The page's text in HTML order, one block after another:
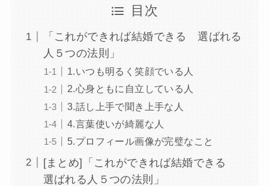
目次
「これができれば結婚できる 選ばれる
人５つの法則」
1.いつも明るく笑顔でいる人
2.心身ともに自立している人
3.話し上手で聞き上手な人
4.言葉使いが綺麗な人
5.プロフィール画像が完璧なこと
[まとめ]「これができれば結婚できる
選ばれる人５つの法則」